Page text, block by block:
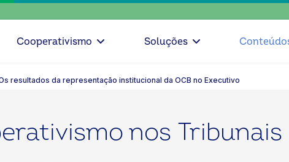
Cooperativismo Soluções
resultados da representação institucional da OCB no Executivo
nos Tribunais